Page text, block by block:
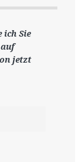
Sie
jetzt